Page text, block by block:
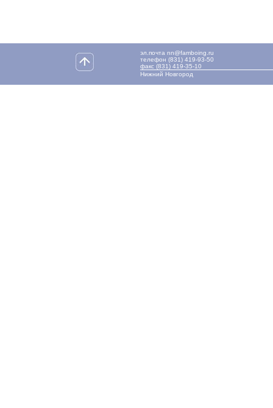
эл.почта nn@famboing.ru
телефон (831) 419-93-50
факс (831) 419-35-10
Нижний Новгород